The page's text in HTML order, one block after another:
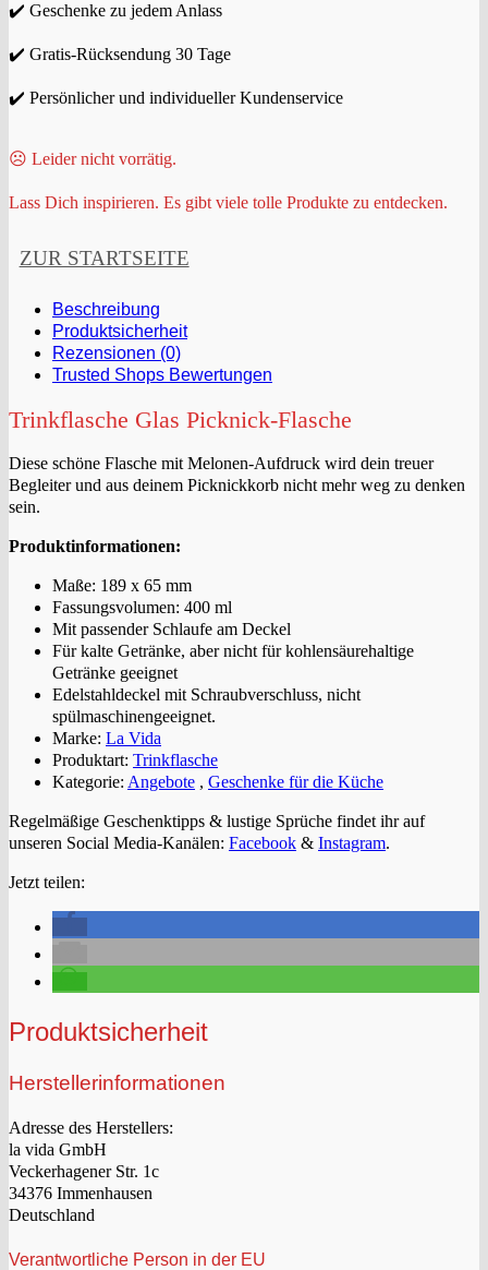
✔️ Geschenke zu jedem Anlass
✔️ Gratis-Rücksendung 30 Tage
✔️ Persönlicher und individueller Kundenservice
☹️ Leider nicht vorrätig.
Lass Dich inspirieren. Es gibt viele tolle Produkte zu entdecken.
ZUR STARTSEITE
Beschreibung
Produktsicherheit
Rezensionen (0)
Trusted Shops Bewertungen
Trinkflasche Glas Picknick-Flasche
Diese schöne Flasche mit Melonen-Aufdruck wird dein treuer
Begleiter und aus deinem Picknickkorb nicht mehr weg zu denken
sein.
Produktinformationen:
Maße: 189 x 65 mm
Fassungsvolumen: 400 ml
Mit passender Schlaufe am Deckel
Für kalte Getränke, aber nicht für kohlensäurehaltige
Getränke geeignet
Edelstahldeckel mit Schraubverschluss, nicht
spülmaschinengeeignet.
Marke: La Vida
Produktart: Trinkflasche
Kategorie: Angebote , Geschenke für die Küche
Regelmäßige Geschenktipps & lustige Sprüche findet ihr auf
unseren Social Media-Kanälen: Facebook & Instagram.
Jetzt teilen:
Produktsicherheit
Herstellerinformationen
Adresse des Herstellers:
la vida GmbH
Veckerhagener Str. 1c
34376 Immenhausen
Deutschland
Verantwortliche Person in der EU